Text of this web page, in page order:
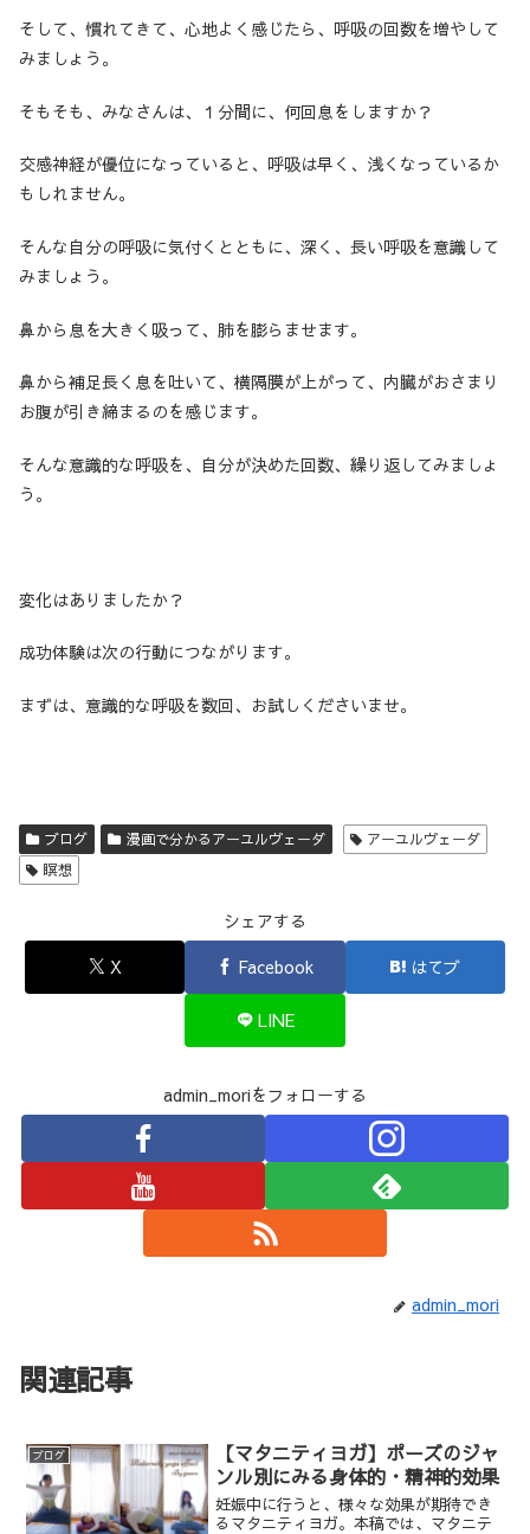
そして、慣れてきて、心地よく感じたら、呼吸の回数を増やして
みましょう。
そもそも、みなさんは、１分間に、何回息をしますか？
交感神経が優位になっていると、呼吸は早く、浅くなっているか
もしれません。
そんな自分の呼吸に気付くとともに、深く、長い呼吸を意識して
みましょう。
鼻から息を大きく吸って、肺を膨らませます。
鼻から補足長く息を吐いて、横隔膜が上がって、内臓がおさまり
お腹が引き締まるのを感じます。
そんな意識的な呼吸を、自分が決めた回数、繰り返してみましょ
う。
変化はありましたか？
成功体験は次の行動につながります。
まずは、意識的な呼吸を数回、お試しくださいませ。
ブログ 漫画で分かるアーユルヴェーダ
アーユルヴェーダ
瞑想
シェアする
X
Facebook はてブ
LINE
admin_moriをフォローする
admin_mori
関連記事
ブログ
【マタニティヨガ】ポーズのジャ
ンル別にみる身体的・精神的効果
妊娠中に行うと、様々な効果が期待でき
るマタニティヨガ。本稿では、マタニテ